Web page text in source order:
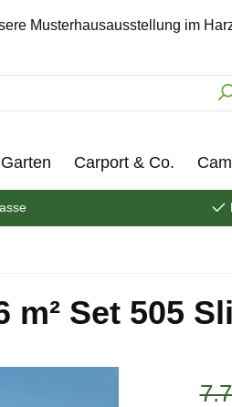
Musterhausausstellung im
Garten Carport & Co.
Set 505